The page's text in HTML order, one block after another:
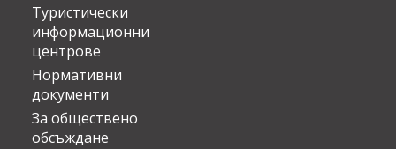
Туристически
информационни
центрове
Нормативни
документи
За обществено
обсъждане